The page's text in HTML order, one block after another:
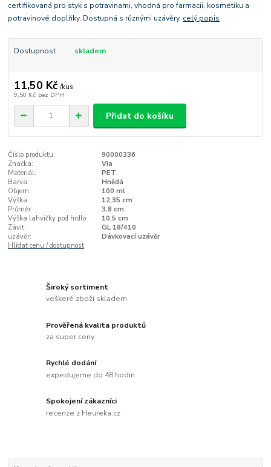
certifikovaná pro styk s potravinami, vhodná pro farmacii, kosmetiku a
potravinové doplňky. Dostupná s různými uzávěry. celý popis
Dostupnost skladem
11,50 Kč /kus
9,50 Kč bez DPH
Přidat do košíku
Číslo produktu:
90000336
Značka:
Via
Materiál:
PET
Barva:
Hnědá
Objem:
100 ml
Výška:
12,35 cm
Průměr:
3,8 cm
Výška lahvičky pod hrdlo:
10,5 cm
Závit:
GL 18/410
uzávěr:
Dávkovací uzávěr
Hlídat cenu / dostupnost
Široký sortiment
veškeré zboží skladem
Prověřená kvalita produktů
za super ceny
Rychlé dodání
expedujeme do 48 hodin
Spokojení zákazníci
recenze z Heureka.cz